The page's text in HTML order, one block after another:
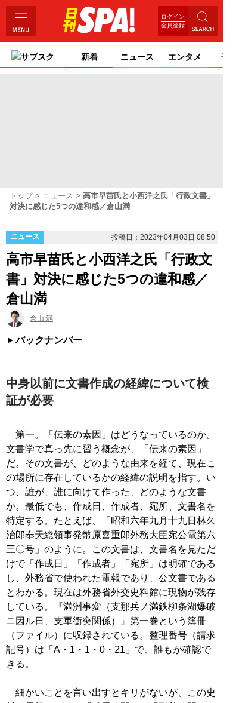
ログイン
会員登録
サブスク 新着 ニュース エンタメ ライ
トップ ニュース
高市早苗氏と小西洋之氏「行政文書」
対決に感じた5つの違和感／倉山満
ニュース 投稿日：2023年04月03日 08:50
高市早苗氏と小西洋之氏「行政文
書」対決に感じた5つの違和感／
倉山満
倉山 満
バックナンバー
中身以前に文書作成の経緯について検
証が必要
第一。「伝来の素因」はどうなっているのか。
文書学で真っ先に習う概念が、「伝来の素因」
だ。その文書が、どのような由来を経て、現在こ
の場所に存在しているかの経緯の説明を指す。い
つ、誰が、誰に向けて作った、どのような文書
か。最低でも、作成日、作成者、宛所、文書名を
特定する。たとえば、「昭和六年九月十九日林久
治郎奉天総領事発幣原喜重郎外務大臣宛公電第六
三〇号」のように。この文書は、文書名を見ただ
けで「作成日」「作成者」「宛所」は明確である
し、外務省で使われた電報であり、公文書である
とわかる。現在は外務省外交史料館に現物が残存
している。『満洲事変（支那兵ノ満鉄柳条湖爆破
ニ因ル日、支軍衝突関係）』第一巻という簿冊
（ファイル）に収録されている。整理番号（請求
記号）は「A・1・1・0・21」で、誰もが確認で
きる。
細かいことを言い出すとキリがないが、この史